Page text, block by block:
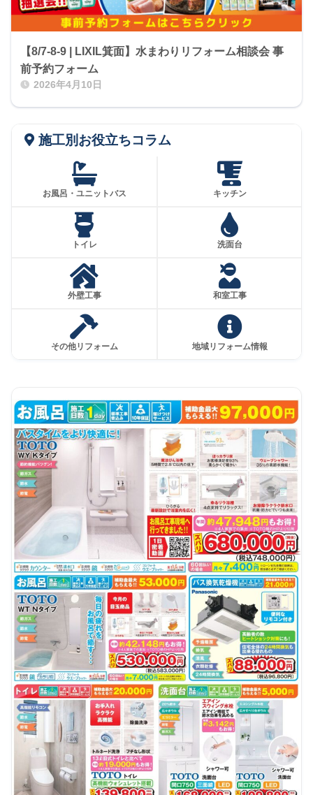
【8/7-8-9 | LIXIL箕面】水まわりリフォーム相談会 事
前予約フォーム
2026年4月10日
施工別お役立ちコラム
お風呂・ユニットバス キッチン
トイレ 洗面台
外壁工事 和室工事
その他リフォーム 地域リフォーム情報